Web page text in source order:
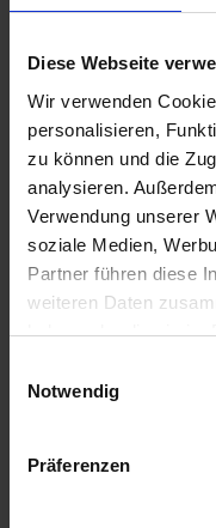
Diese Webseite
Wir verwenden
personalisieren,
zu können und die
analysieren.
Verwendung unserer
soziale Medien,
Partner führen diese
weiteren Daten
haben oder die sie im
Notwendig
Präferenzen
Zur
Zur
Zur